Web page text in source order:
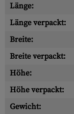
Länge:
Länge verpackt:
Breite:
Breite verpackt:
Höhe:
Höhe verpackt:
Gewicht: